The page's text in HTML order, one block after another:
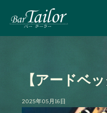
【アードベ
2025年05月16日